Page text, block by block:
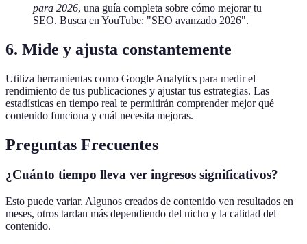
para 2026, una guía completa sobre cómo mejorar tu
SEO. Busca en YouTube: "SEO avanzado 2026".
6. Mide y ajusta constantemente
Utiliza herramientas como Google Analytics para medir el
rendimiento de tus publicaciones y ajustar tus estrategias. Las
estadísticas en tiempo real te permitirán comprender mejor qué
contenido funciona y cuál necesita mejoras.
Preguntas Frecuentes
¿Cuánto tiempo lleva ver ingresos significativos?
Esto puede variar. Algunos creados de contenido ven resultados en
meses, otros tardan más dependiendo del nicho y la calidad del
contenido.